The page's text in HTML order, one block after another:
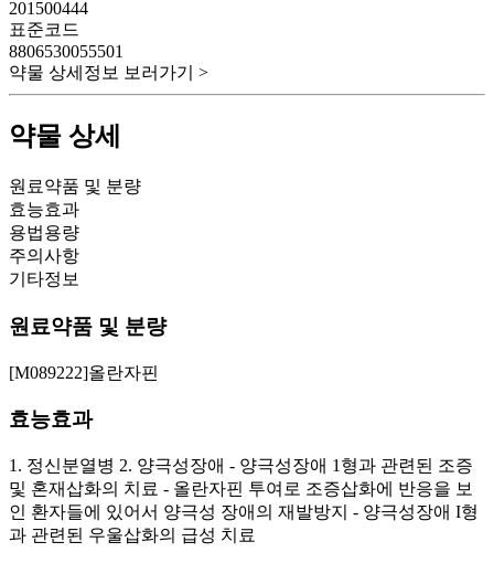
201500444
표준코드
8806530055501
약물 상세정보 보러가기 >
약물 상세
원료약품 및 분량
효능효과
용법용량
주의사항
기타정보
원료약품 및 분량
[M089222]올란자핀
효능효과
1. 정신분열병 2. 양극성장애 - 양극성장애 1형과 관련된 조증
및 혼재삽화의 치료 - 올란자핀 투여로 조증삽화에 반응을 보
인 환자들에 있어서 양극성 장애의 재발방지 - 양극성장애 I형
과 관련된 우울삽화의 급성 치료